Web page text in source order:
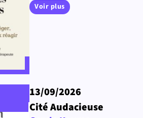
Voir plus
13/09/2026
Cité Audacieuse